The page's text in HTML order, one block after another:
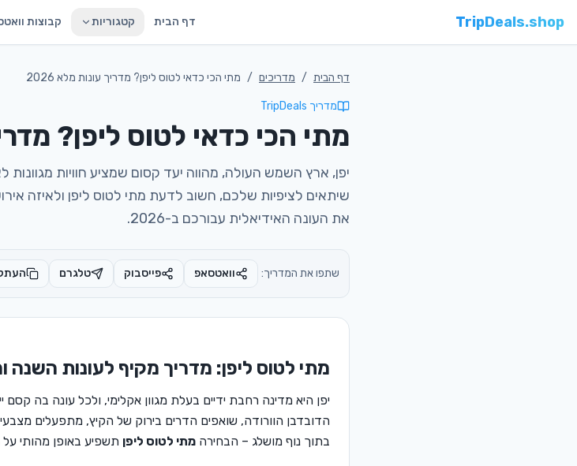
TripDeals.shop דף הבית קטגוריות קבוצות
דף הבית / מדריכים / מתי הכי כדאי לטוס ליפן? מדריך עונות מלא 2026
מדריך TripDeals
מתי הכי כדאי לטוס ליפן? מדריך
יפן, ארץ השמש העולה, מהווה יעד קסום שמציע חוויות
שיתאים לציפיות שלכם, חשוב לדעת מתי לטוס ליפן ולאיזה
את העונה האידיאלית עבורכם ב-2026.
שתפו את המדריך: וואטסאפ פייסבוק טלגרם
מתי לטוס ליפן: מדריך מקיף לעונות השנה
יפן היא מדינה רחבת ידיים בעלת מגוון אקלימי, ולכל עונה בה
הדובדבן הוורודה, שואפים הדרים בירוק של הקיץ, מתפעלים
בתוך נוף מושלג – הבחירה מתי לטוס ליפן תשפיע באופן מהותי על